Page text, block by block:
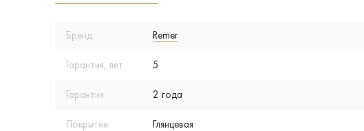
Бренд Remer
Гарантия, лет 5
Гарантия 2 года
Покрытие Глянцевая